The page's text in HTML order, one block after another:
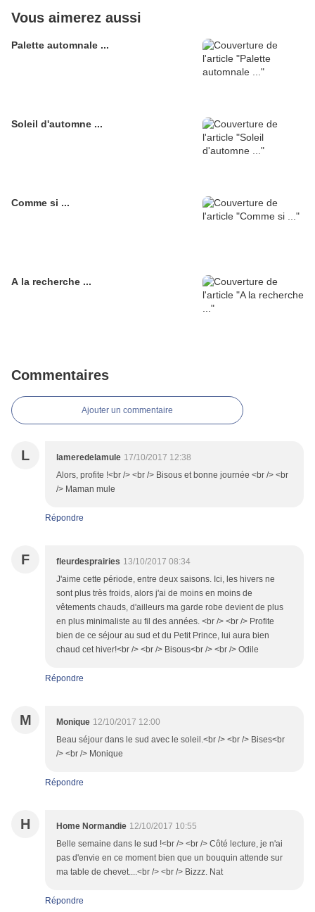
Vous aimerez aussi
Palette automnale ...
Soleil d'automne ...
Comme si ...
A la recherche ...
Commentaires
Ajouter un commentaire
L lameredelamule 17/10/2017 12:38
Alors, profite !<br /> <br /> Bisous et bonne journée <br /> <br
/> Maman mule
Répondre
F fleurdesprairies 13/10/2017 08:34
J'aime cette période, entre deux saisons. Ici, les hivers ne
sont plus très froids, alors j'ai de moins en moins de
vêtements chauds, d'ailleurs ma garde robe devient de plus
en plus minimaliste au fil des années. <br /> <br /> Profite
bien de ce séjour au sud et du Petit Prince, lui aura bien
chaud cet hiver!<br /> <br /> Bisous<br /> <br /> Odile
Répondre
M Monique 12/10/2017 12:00
Beau séjour dans le sud avec le soleil.<br /> <br /> Bises<br
/> <br /> Monique
Répondre
H Home Normandie 12/10/2017 10:55
Belle semaine dans le sud !<br /> <br /> Côté lecture, je n'ai
pas d'envie en ce moment bien que un bouquin attende sur
ma table de chevet....<br /> <br /> Bizzz. Nat
Répondre